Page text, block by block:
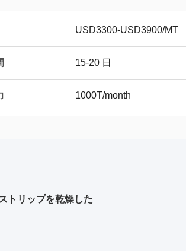
USD3300-USD3900/MT
15-20 日
1000T/month
トリップを乾燥した